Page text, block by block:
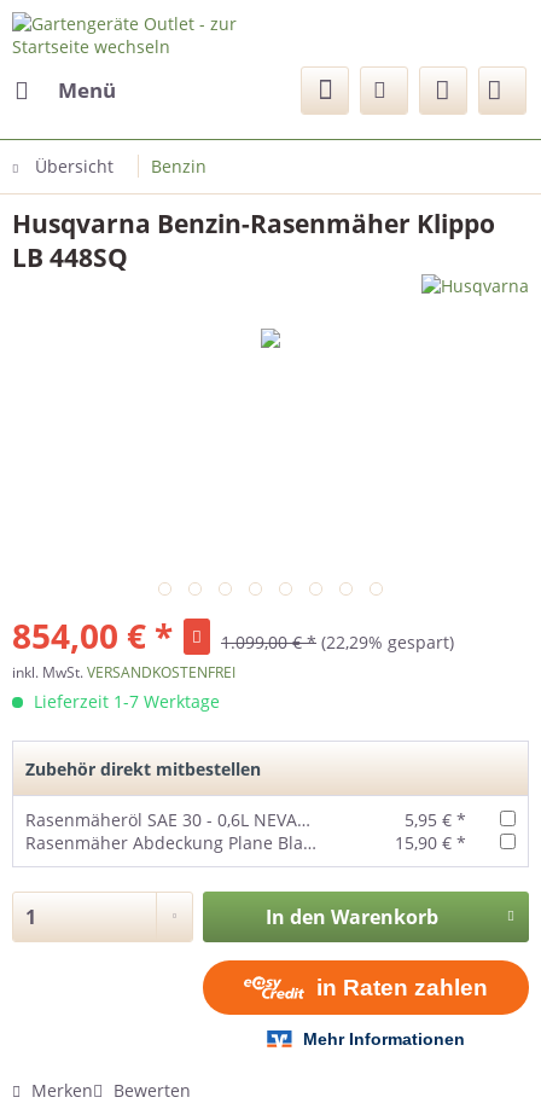
Menü
Übersicht Benzin
Husqvarna Benzin-Rasenmäher Klippo
LB 448SQ
854,00 € * 1.099,00 € * (22,29% gespart)
inkl. MwSt.VERSANDKOSTENFREI
Lieferzeit 1-7 Werktage
Zubehör direkt mitbestellen
Rasenmäheröl SAE 30 - 0,6L NEVADA
5,95 € *
Rasenmäher Abdeckung Plane Black Edition
15,90 € *
In den Warenkorb
Merken Bewerten